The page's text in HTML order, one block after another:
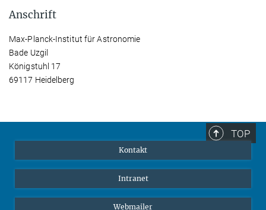
Anschrift
Max-Planck-Institut für Astronomie
Bade Uzgil
Königstuhl 17
69117 Heidelberg
TOP
Kontakt
Intranet
Webmailer